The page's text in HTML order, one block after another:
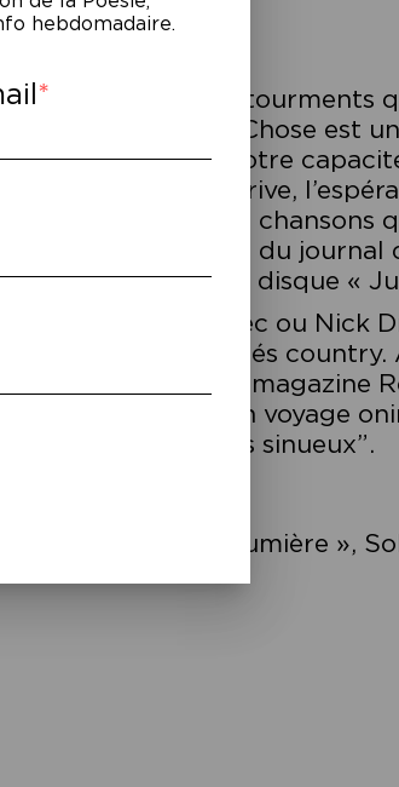
impatiences, des tourments
Nord de Chaque Chose est
qui interroge notre
souvenirs et la dérive,
des textures, des chansons
inédit extrait du journal
de son dernier disque «
A, Miossec ou Nick
aux tonalités country.
très justement le magazine
album un “un voyage
traits mélodiques sinueux”.
« Jusqu’à la lumière »,
hebdomadaire.